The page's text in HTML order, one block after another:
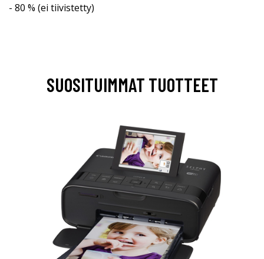
- 80 % (ei tiivistetty)
SUOSITUIMMAT TUOTTEET